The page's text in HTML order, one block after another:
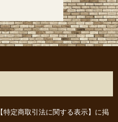
【特定商取引法に関する表示】 に掲